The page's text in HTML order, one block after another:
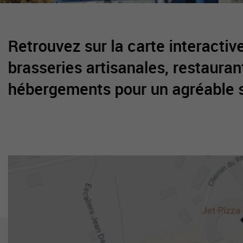
Retrouvez sur la carte
brasseries artisanales,
hébergements pour un agréable